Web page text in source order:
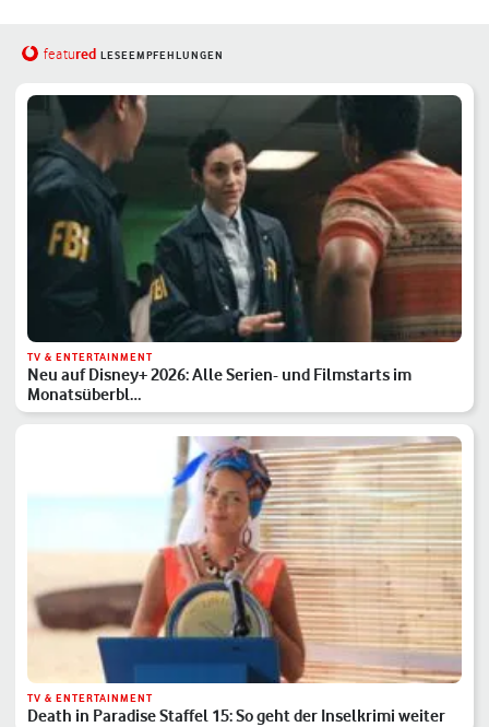
featured LESEEMPFEHLUNGEN
TV & ENTERTAINMENT
Neu auf Disney+ 2026: Alle Serien- und Filmstarts im
Monatsüberbl…
TV & ENTERTAINMENT
Death in Paradise Staffel 15: So geht der Inselkrimi weiter